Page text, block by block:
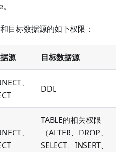
目标数据源的如下权限：
源 目标数据源
、
DDL
、
TABLE的相关权限
（ALTER、DROP、
SELECT、INSERT、